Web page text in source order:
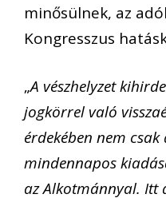
minősülnek, az
Kongresszus
„A vészhelyzet
jogkörrel való
érdekében nem
mindennapos
az Alkotmánnyal. Itt